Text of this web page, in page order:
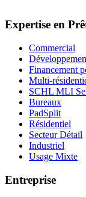
Expertise en
Commercial
Financement
Multi-
SCHL MLI
Bureaux
PadSplit
Résidentiel
Secteur Détail
Industriel
Usage Mixte
Entreprise